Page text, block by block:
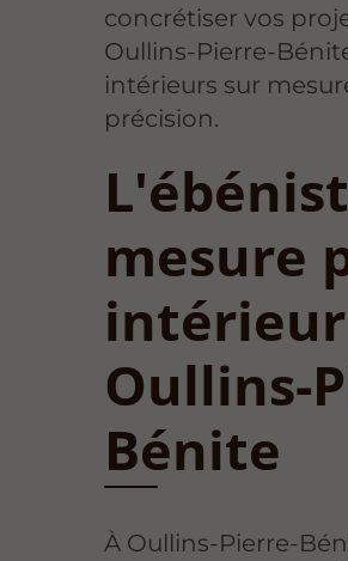
concrétiser vos
Oullins-Pierre-
intérieurs sur
précision.
mesure
Oullins-
Bénite
À Oullins-Pierre-